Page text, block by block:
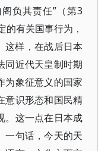
负其责任”（第3
的有关国事行为，
这样，在战后日本
同近代天皇制时期
为象征意义的国家
意识形态和国民精
。这一点在日本成
一句话，今天的天